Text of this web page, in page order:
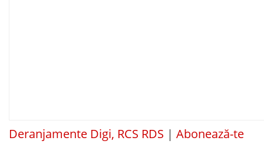
Deranjamente Digi, RCS RDS | Abonează-te